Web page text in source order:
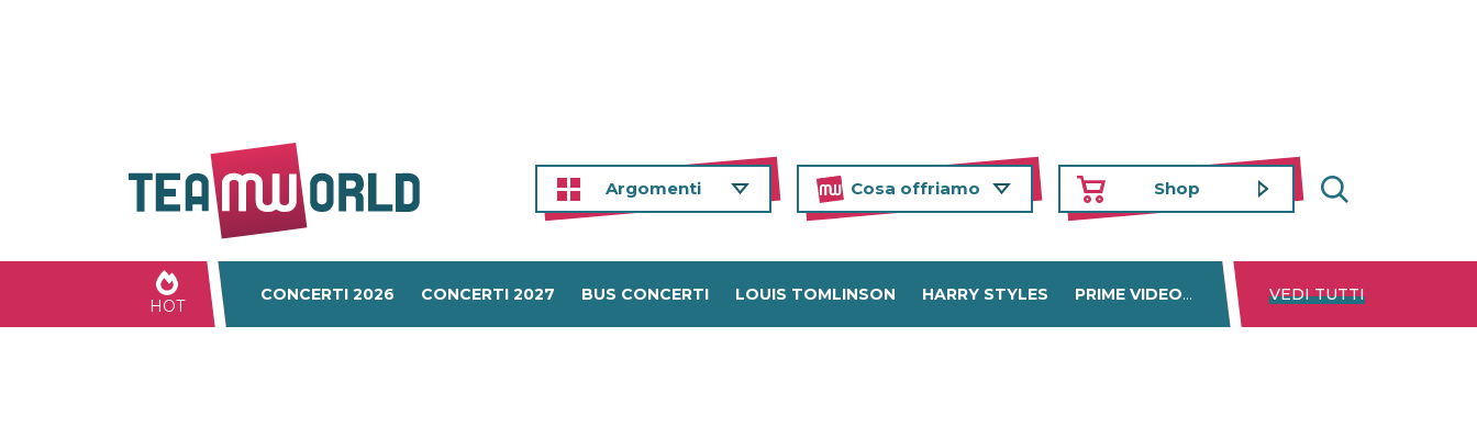
Argomenti Cosa offriamo Shop
HOT
CONCERTI 2026 CONCERTI 2027 BUS CONCERTI LOUIS TOMLINSON HARRY STYLES PRIME VIDEO DISNEY+ NETFLIX
VEDI TUTTI